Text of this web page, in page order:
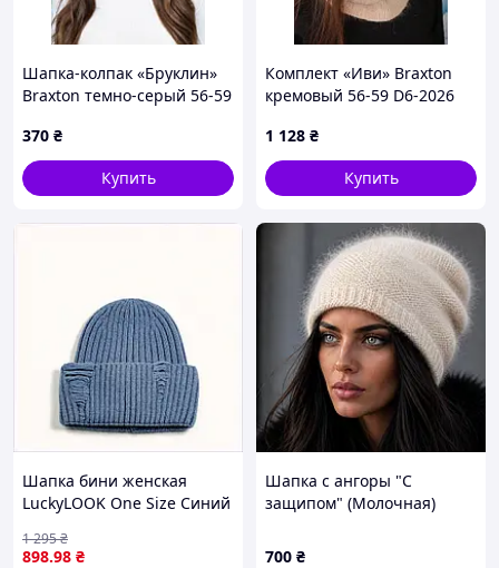
Шапка-колпак «Бруклин»
Braxton темно-серый 56-59
370 ₴
Купить
Комплект «Иви» Braxton
кремовый 56-59 D6-2026
1 128 ₴
Купить
Шапка бини женская
LuckyLOOK One Size Синий
898.98 ₴
1 295₴
Шапка с ангоры "С
защипом" (Молочная)
700 ₴